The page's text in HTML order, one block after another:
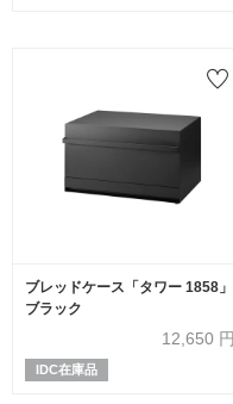
ブレッドケース「タワー 1858」
ブラック
12,650 円
IDC在庫品